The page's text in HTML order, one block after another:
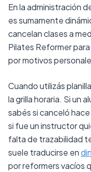
En la administración
es sumamente
cancelan clases a
Pilates Reformer
por motivos
Cuando utilizás
la grilla horaria. Si un
sabés si canceló
si fue un instructor
falta de trazabilidad
suele traducirse en
por reformers vacíos